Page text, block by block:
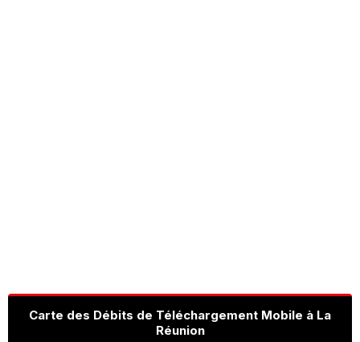
Carte des Débits de Téléchargement Mobile à La
Réunion